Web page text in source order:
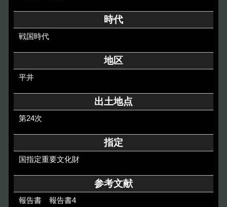
時代
戦国時代
地区
平井
出土地点
第24次
指定
国指定重要文化財
参考文献
報告書 報告書4